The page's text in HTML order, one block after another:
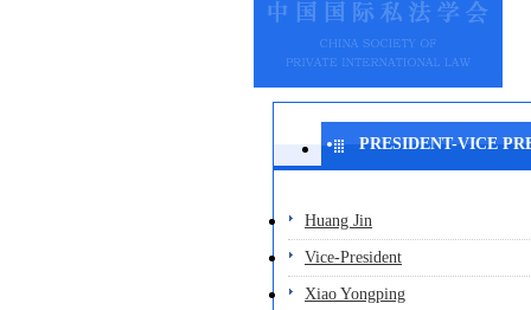
PRESIDENT-VICE
Huang Jin
Vice-President
Xiao Yongping